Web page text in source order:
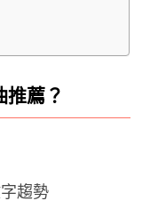
推薦？
趨勢